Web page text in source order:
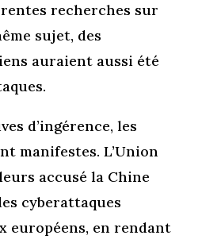
recherches sur
sujet, des
auraient aussi été
d’ingérence, les
manifestes. L’Union
accusé la Chine
cyberattaques
européens, en rendant